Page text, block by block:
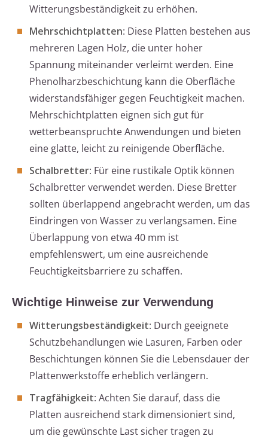
Witterungsbeständigkeit zu erhöhen.
Mehrschichtplatten: Diese Platten bestehen aus
mehreren Lagen Holz, die unter hoher
Spannung miteinander verleimt werden. Eine
Phenolharzbeschichtung kann die Oberfläche
widerstandsfähiger gegen Feuchtigkeit machen.
Mehrschichtplatten eignen sich gut für
wetterbeanspruchte Anwendungen und bieten
eine glatte, leicht zu reinigende Oberfläche.
Schalbretter: Für eine rustikale Optik können
Schalbretter verwendet werden. Diese Bretter
sollten überlappend angebracht werden, um das
Eindringen von Wasser zu verlangsamen. Eine
Überlappung von etwa 40 mm ist
empfehlenswert, um eine ausreichende
Feuchtigkeitsbarriere zu schaffen.
Wichtige Hinweise zur Verwendung
Witterungsbeständigkeit: Durch geeignete
Schutzbehandlungen wie Lasuren, Farben oder
Beschichtungen können Sie die Lebensdauer der
Plattenwerkstoffe erheblich verlängern.
Tragfähigkeit: Achten Sie darauf, dass die
Platten ausreichend stark dimensioniert sind,
um die gewünschte Last sicher tragen zu